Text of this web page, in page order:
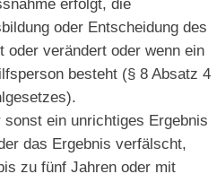
erfolgt, die
oder Entscheidung des
oder verändert oder wenn ein
besteht (§ 8 Absatz 4
ein unrichtiges Ergebnis
das Ergebnis verfälscht,
zu fünf Jahren oder mit